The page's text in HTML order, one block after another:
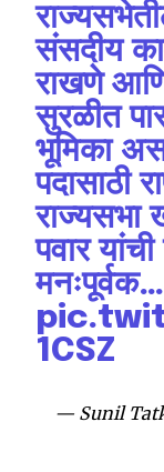
Join our
To subscribe,
संसदीय
राखणे
सुरळीत
भूमिका
पदासाठी
राज्यसभा
पवार
मनःपूर्वक…
1CSZ
— Sunil